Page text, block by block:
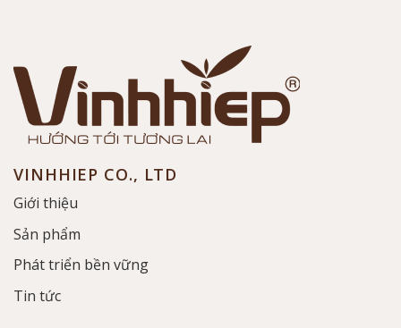
VINHHIEP CO., LTD
Giới thiệu
Sản phẩm
Phát triển bền vững
Tin tức